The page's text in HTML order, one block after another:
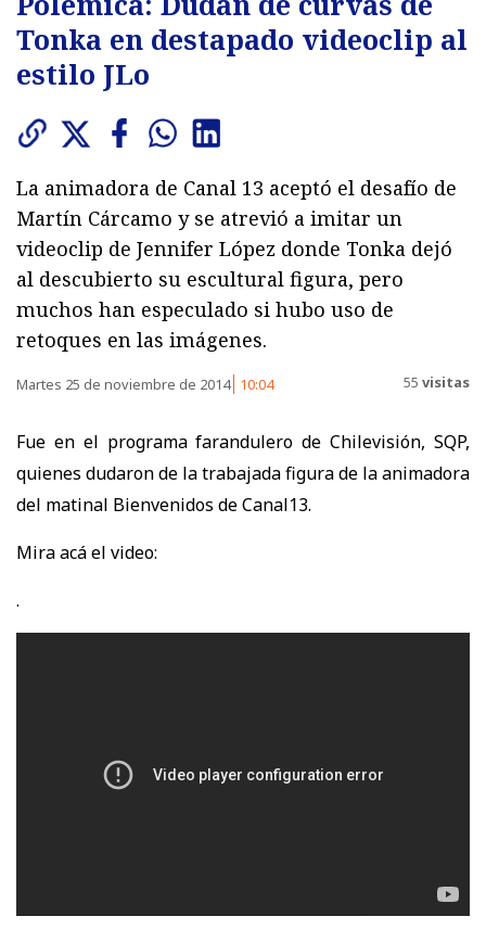
Tonka en destapado videoclip al
estilo JLo
La animadora de Canal 13 aceptó el desafío de
Martín Cárcamo y se atrevió a imitar un
videoclip de Jennifer López donde Tonka dejó
al descubierto su escultural figura, pero
muchos han especulado si hubo uso de
retoques en las imágenes.
Martes 25 de noviembre de 2014 10:04 55 visitas
Fue en el programa farandulero de Chilevisión, SQP,
quienes dudaron de la trabajada figura de la animadora
del matinal Bienvenidos de Canal13.
Mira acá el video:
.